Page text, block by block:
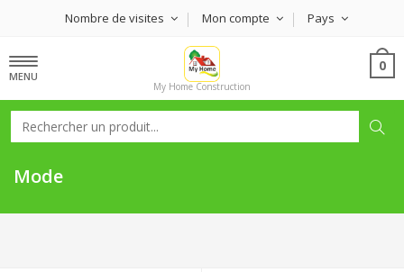
Nombre de visites Mon compte Pays
MENU
My Home Construction
0
Mode